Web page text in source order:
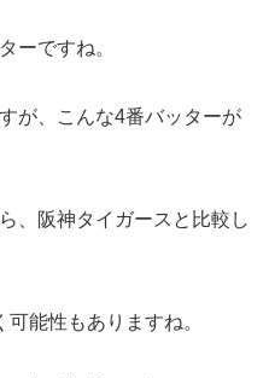
ーですね。
が、こんな4番バッターが
、阪神タイガースと比較し
能性もありますね。